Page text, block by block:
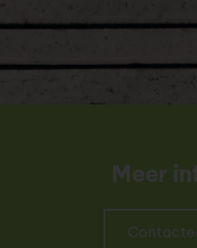
Meer